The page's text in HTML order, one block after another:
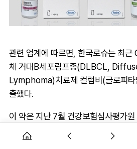
관련 업계에 따르면, 한국로슈는 최
체 거대B세포림프종(DLBCL,
Lymphoma)치료제 컬럼비(글로피타
출했다.
이 약은 지난 7월 건강보험심사평가
정됐지만 급여 기준 설정에 실패한 바
정비를 통해 급여 등재에 성공할 수 있